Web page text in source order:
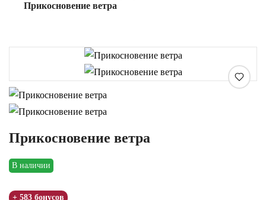
Прикосновение ветра
Увеличить
Прикосновение ветра
В наличии
+ 583 бонусов